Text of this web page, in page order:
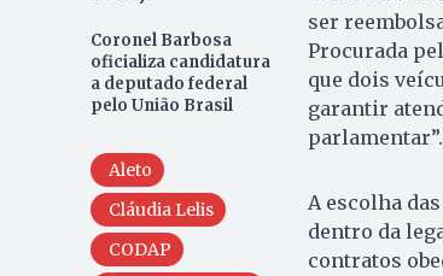
Coronel Barbosa
oficializa candidatura
a deputado federal
pelo União Brasil
Aleto
Cláudia Lelis
CODAP
ser
Procurada
que dois
garantir
parlamentar”.
A escolha
dentro da
contratos